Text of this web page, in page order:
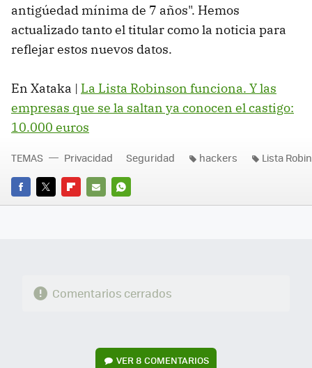
antigúedad mínima de 7 años". Hemos
actualizado tanto el titular como la noticia para
reflejar estos nuevos datos.
En Xataka | La Lista Robinson funciona. Y las
empresas que se la saltan ya conocen el castigo:
10.000 euros
FACEBOOK
TWITTERFLIPBOARD
E-
WHATSAPP
TEMAS Privacidad Seguridad hackers Lista
Comentarios cerrados
VER8 COMENTARIOS